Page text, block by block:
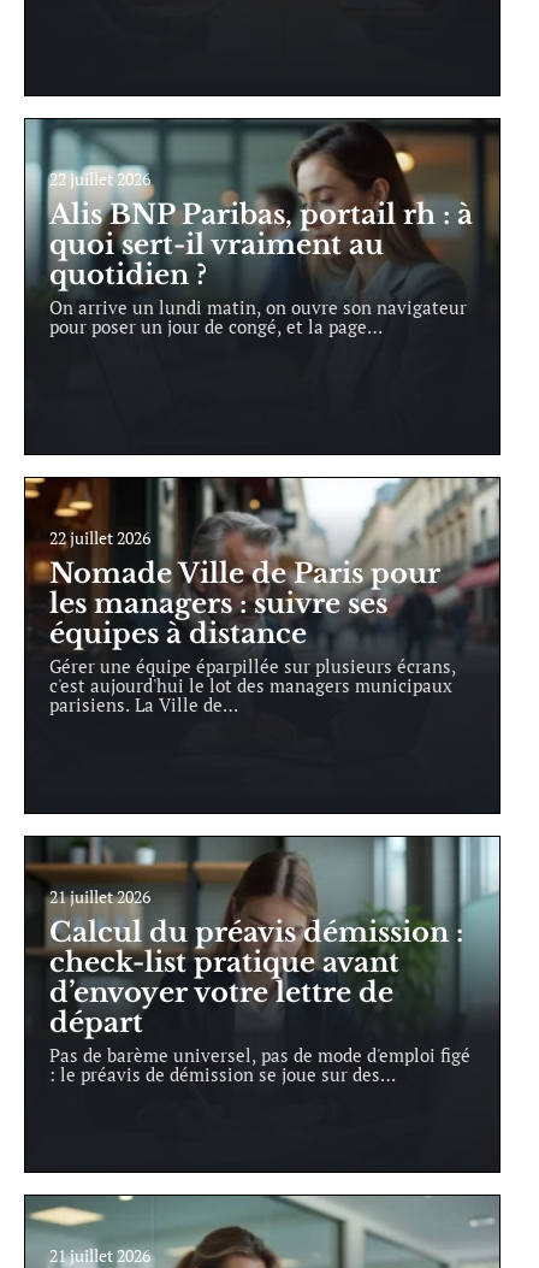
22 juillet 2026
Alis BNP Paribas, portail rh : à
quoi sert-il vraiment au
quotidien ?
On arrive un lundi matin, on ouvre son navigateur
pour poser un jour de congé, et la page…
22 juillet 2026
Nomade Ville de Paris pour
les managers : suivre ses
équipes à distance
Gérer une équipe éparpillée sur plusieurs écrans,
c'est aujourd'hui le lot des managers municipaux
parisiens. La Ville de…
21 juillet 2026
Calcul du préavis démission :
check-list pratique avant
d’envoyer votre lettre de
départ
Pas de barème universel, pas de mode d'emploi figé
: le préavis de démission se joue sur des…
21 juillet 2026